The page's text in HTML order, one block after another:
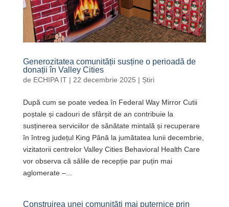
Generozitatea comunității susține o perioadă de
donații în Valley Cities
de ECHIPA IT| 22 decembrie 2025 | Știri
După cum se poate vedea în Federal Way Mirror Cutii
poștale și cadouri de sfârșit de an contribuie la
susținerea serviciilor de sănătate mintală și recuperare
în întreg județul King Până la jumătatea lunii decembrie,
vizitatorii centrelor Valley Cities Behavioral Health Care
vor observa că sălile de recepție par puțin mai
aglomerate –...
Construirea unei comunități mai puternice prin